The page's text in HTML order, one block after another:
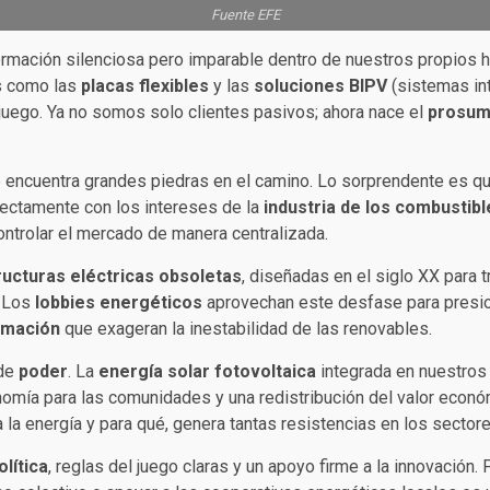
Fuente EFE
silenciosa pero imparable dentro de nuestros propios
como las placas flexibles y las soluciones BIPV(sistemas
Ya no somos solo clientes pasivos; ahora nace el
grandes piedras en el camino. Lo sorprendente es
con los intereses de la industria de los
el mercado de manera centralizada.
eléctricas obsoletas, diseñadas en el siglo XX para
lobbies energéticos aprovechan este desfase para
que exageran la inestabilidad de las renovables.
poder. La energía solar fotovoltaica integrada en
para las comunidades y una redistribución del valor
energía y para qué, genera tantas resistencias en los
, reglas del juego claras y un apoyo firme a la